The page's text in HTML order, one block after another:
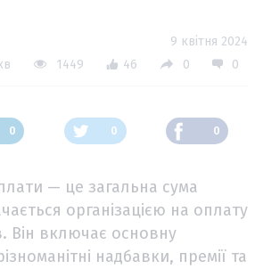
9 квітня 2024
1449 46 0 0
0 0 0
— це загальна сума
організацією на оплату
Він включає основну
надбавки, премії та